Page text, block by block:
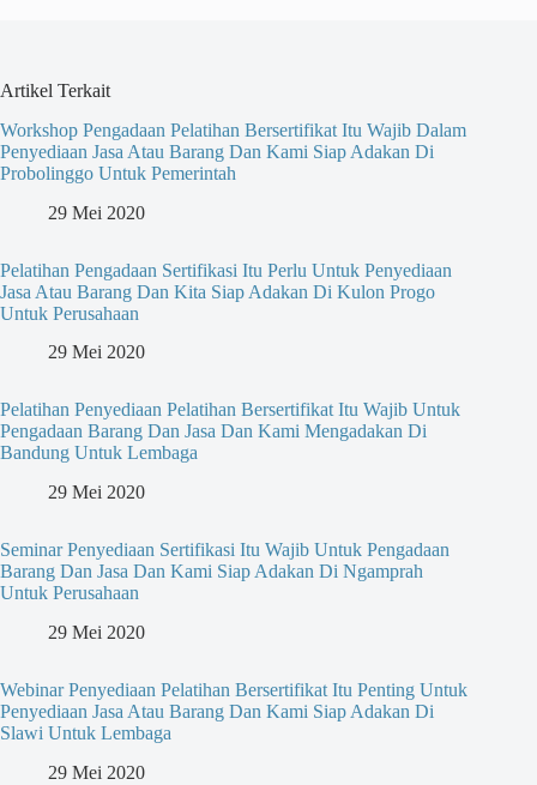
Artikel Terkait
Workshop Pengadaan Pelatihan Bersertifikat Itu Wajib Dalam
Penyediaan Jasa Atau Barang Dan Kami Siap Adakan Di
Probolinggo Untuk Pemerintah
29 Mei 2020
Pelatihan Pengadaan Sertifikasi Itu Perlu Untuk Penyediaan
Jasa Atau Barang Dan Kita Siap Adakan Di Kulon Progo
Untuk Perusahaan
29 Mei 2020
Pelatihan Penyediaan Pelatihan Bersertifikat Itu Wajib Untuk
Pengadaan Barang Dan Jasa Dan Kami Mengadakan Di
Bandung Untuk Lembaga
29 Mei 2020
Seminar Penyediaan Sertifikasi Itu Wajib Untuk Pengadaan
Barang Dan Jasa Dan Kami Siap Adakan Di Ngamprah
Untuk Perusahaan
29 Mei 2020
Webinar Penyediaan Pelatihan Bersertifikat Itu Penting Untuk
Penyediaan Jasa Atau Barang Dan Kami Siap Adakan Di
Slawi Untuk Lembaga
29 Mei 2020